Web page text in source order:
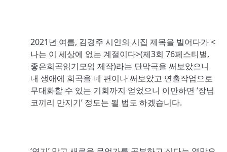
2021년 여름, 김경주 시인의 시집 제목을 빌어다가 <
나는 이 세상에 없는 계절이다>(제3회 76페스티벌,
좋은희곡읽기모임 제작)라는 단막극을 써보았으니
내 생애에 희곡을 네 편이나 써보았고 연출작업으로
무대화할 수 있는 기회까지 얻었으니 이만하면 ‘장님
코끼리 만지기’ 정도는 될 법도 하겠습니다.